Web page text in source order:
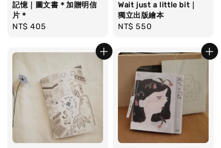
記憶｜圖文書​＊加贈明信
片＊
Regular
NT$ 405
Wait just a little bit｜
獨立出版繪本
Regular
NT$ 550